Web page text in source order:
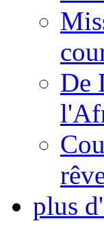
De
plus